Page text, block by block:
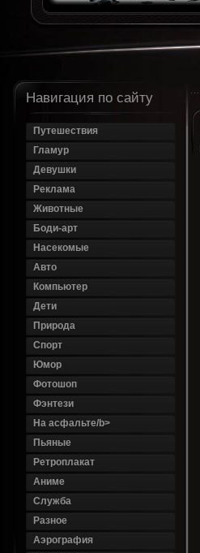
Навигация по сайту
Путешествия
Гламур
Девушки
Реклама
Животные
Боди-арт
Насекомые
Авто
Компьютер
Дети
Природа
Спорт
Юмор
Фотошоп
Фэнтези
На асфальте/b>
Пьяные
Ретроплакат
Аниме
Служба
Разное
Аэрография